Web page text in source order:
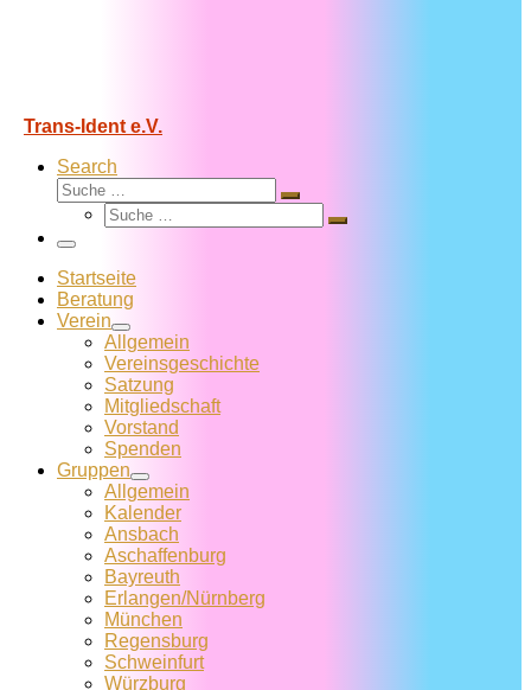
Trans-Ident e.V.
Search
Suche
Suche
Suche
Suche
Menü
Startseite
Beratung
Verein
Allgemein
Vereins­geschichte
Satzung
Mitglied­schaft
Vorstand
Spenden
Gruppen
Allgemein
Kalender
Ansbach
Aschaffenburg
Bayreuth
Erlangen/Nürnberg
München
Regensburg
Schweinfurt
Würzburg